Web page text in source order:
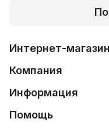
Интернет-магазин
Компания
Информация
Помощь